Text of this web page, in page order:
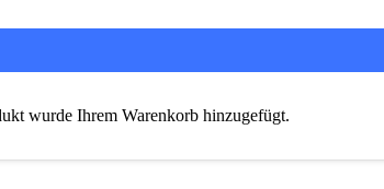
wurde Ihrem Warenkorb hinzugefügt.